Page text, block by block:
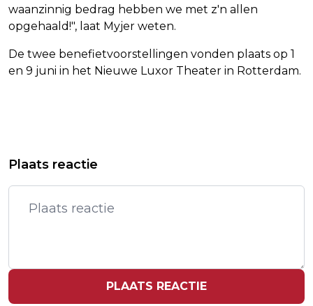
waanzinnig bedrag hebben we met z'n allen
opgehaald!", laat Myjer weten.
De twee benefietvoorstellingen vonden plaats op 1
en 9 juni in het Nieuwe Luxor Theater in Rotterdam.
SCHIETPARTIJ BIJ JOHANNESBURG
WK-ARBITER GEWEIGERD OM 'BANDEN
MET VERMOEDELIJKE TERRORISTEN'
Plaats reactie
PLAATS REACTIE